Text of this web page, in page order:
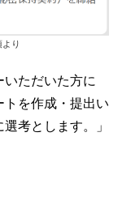
り
ただいた方に
トを作成・提出い
考とします。」